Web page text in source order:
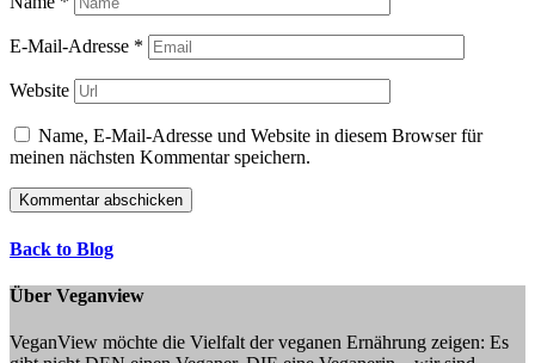
E-Mail-Adresse *
Website
Name, E-Mail-Adresse und Website in diesem Browser für
meinen nächsten Kommentar speichern.
Back to Blog
Über Veganview
VeganView möchte die Vielfalt der veganen Ernährung zeigen: Es